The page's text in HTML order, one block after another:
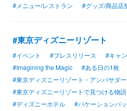
#メニュー/レストラン
#グッズ/商品店
#東京ディズニーリゾート
#イベント #プレスリリース
#キャ
#Imagining the Magic
#ある日の1枚
#東京ディズニーリゾート・アンバサダー
#東京ディズニーリゾートで見つける物語
#ディズニーホテル
#バケーションパ